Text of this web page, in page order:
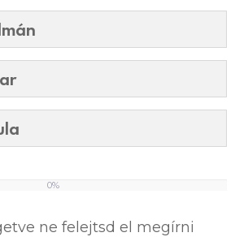
0%
ne felejtsd el megírni